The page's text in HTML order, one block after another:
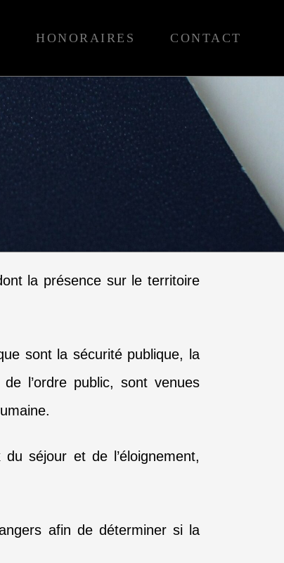
HONORAIRES CONTACT
la présence sur le territoire
sont la sécurité publique, la
l’ordre public, sont venues
séjour et de l’éloignement,
afin de déterminer si la